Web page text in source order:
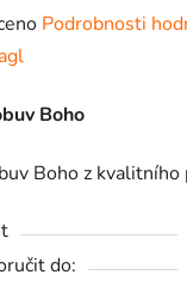
Podrobnosti
Boho
Boho z
do: